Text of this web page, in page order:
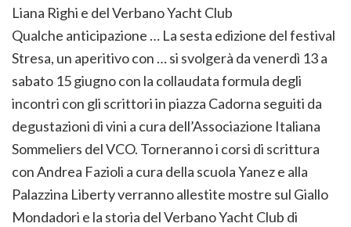
Liana Righi e del Verbano Yacht Club
Qualche anticipazione … La sesta edizione del festival
Stresa, un aperitivo con … si svolgerà da venerdì 13 a
sabato 15 giugno con la collaudata formula degli
incontri con gli scrittori in piazza Cadorna seguiti da
degustazioni di vini a cura dell’Associazione Italiana
Sommeliers del VCO. Torneranno i corsi di scrittura
con Andrea Fazioli a cura della scuola Yanez e alla
Palazzina Liberty verranno allestite mostre sul Giallo
Mondadori e la storia del Verbano Yacht Club di